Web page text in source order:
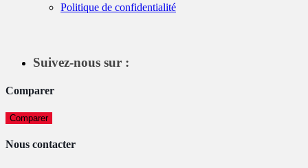
Politique de confidentialité
Suivez-nous sur :
Comparer
Comparer
Nous contacter